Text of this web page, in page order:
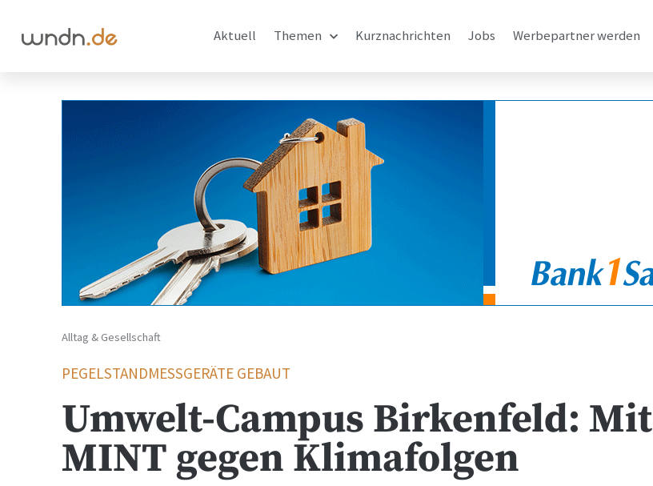
Aktuell Themen Kurznachrichten Jobs Werbepartner werden
Alltag & Gesellschaft
PEGELSTANDMESSGERÄTE GEBAUT
Umwelt-Campus Birkenfeld: Mit
MINT gegen Klimafolgen